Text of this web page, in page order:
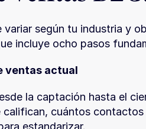
variar según tu industria y
incluye ocho pasos
ventas actual
la captación hasta el
califican, cuántos contactos
estandarizar.